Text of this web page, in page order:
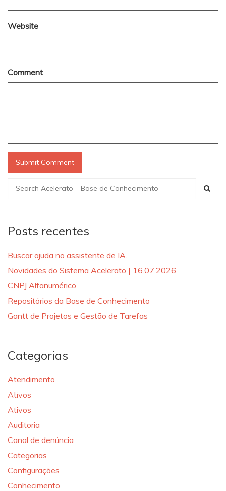
Website
Comment
Search
for:
Posts recentes
Buscar ajuda no assistente de IA.
Novidades do Sistema Acelerato | 16.07.2026
CNPJ Alfanumérico
Repositórios da Base de Conhecimento
Gantt de Projetos e Gestão de Tarefas
Categorias
Atendimento
Ativos
Ativos
Auditoria
Canal de denúncia
Categorias
Configurações
Conhecimento